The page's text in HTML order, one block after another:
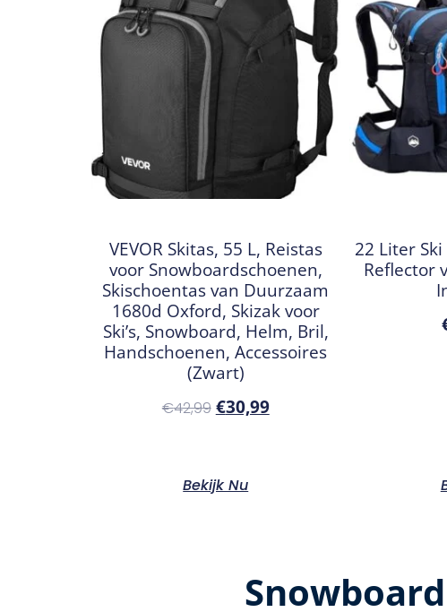
VEVOR Skitas, 55 L, Reistas
voor Snowboardschoenen,
Skischoentas van Duurzaam
1680d Oxford, Skizak voor
Ski’s, Snowboard, Helm, Bril,
Handschoenen, Accessoires
(Zwart)
€42,99 €30,99
Bekijk Nu
22 Liter
Reflector